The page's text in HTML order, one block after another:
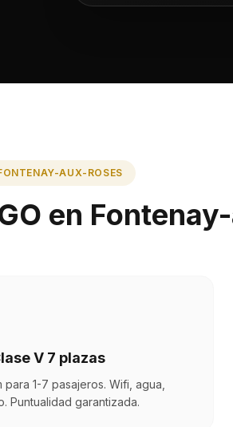
AUX-ROSES
en
V 7 plazas
1-7 pasajeros. Wifi, agua,
Puntualidad garantizada.